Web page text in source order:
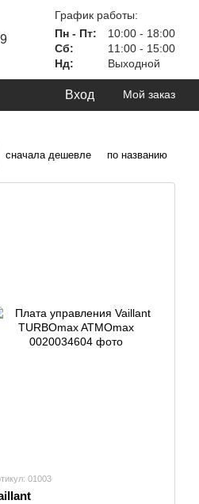
График работы:
Пн - Пт:
10:00 - 18:00
Сб:
11:00 - 15:00
Нд:
Выходной
Вход Мой заказ
сначала дешевле по названию
01003